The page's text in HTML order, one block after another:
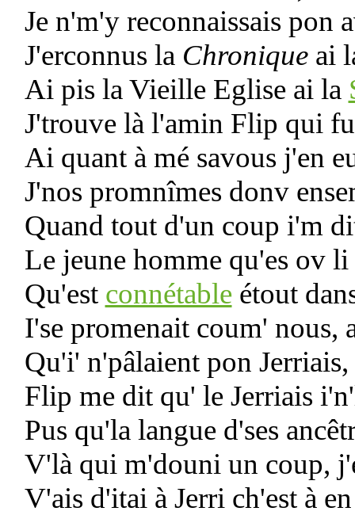
Je n'm'y reconnaissais pon
J'erconnus la Chroniqueai
Ai pis la Vieille Eglise ai la
J'trouve là l'amin Flip qui
Ai quant à mé savous j'en
J'nos promnîmes donv
Quand tout d'un coup i'm
Le jeune homme qu'es ov li
Qu'est connétableétout
I'se promenait coum' nous,
Qu'i' n'pâlaient pon
Flip me dit qu' le Jerriais
Pus qu'la langue d'ses
V'là qui m'douni un coup,
V'ais d'itai à Jerri ch'est à